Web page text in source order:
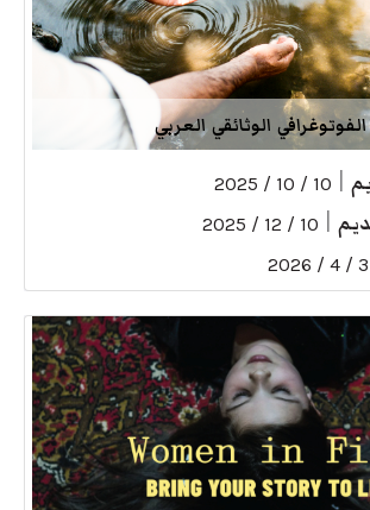
الوثائقي العربي
10 / 10 / 2025
10 / 12 / 2025
3 / 4 / 2026